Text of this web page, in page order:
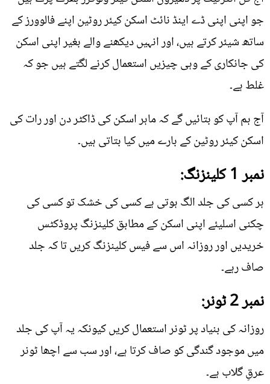
جو اپنی اپنی ڈے اینڈ نائٹ اسکن کیئر روٹین اپنے فالوورز کے
ساتھ شیئر کرتے ہیں، اور انہیں دیکھنے والے بغیر اپنی اسکن
کی جانکاری کے وہی چیزیں استعمال کرنے لگتے ہیں جو کہ
غلط ہے۔
آج ہم آپ کو بتائیں گے کہ ماہر اسکن کی ڈاکٹر دن اور رات کی
اسکن کیئر روٹین کے بارے میں کیا بتاتی ہیں۔
نمبر 1 کلینزنگ:
ہر کسی کی جلد الگ ہوتی ہے کسی کی خشک تو کسی کی
چکنی اسلیئے اپنی اسکن کے مطابق کلینزنگ پروڈکٹس
خریدیں اور روزانہ اس سے فیس کلینزنگ کریں تا کہ جلد
صاف رہے۔
نمبر 2 ٹونر:
روزانہ کی بنیاد پر ٹونر استعمال کریں کیونکہ یہ آپ کی جلد
میں موجود گندگی کو صاف کرتا ہے، اور سب سے اچھا ٹونر
عرقِ گلاب ہے۔